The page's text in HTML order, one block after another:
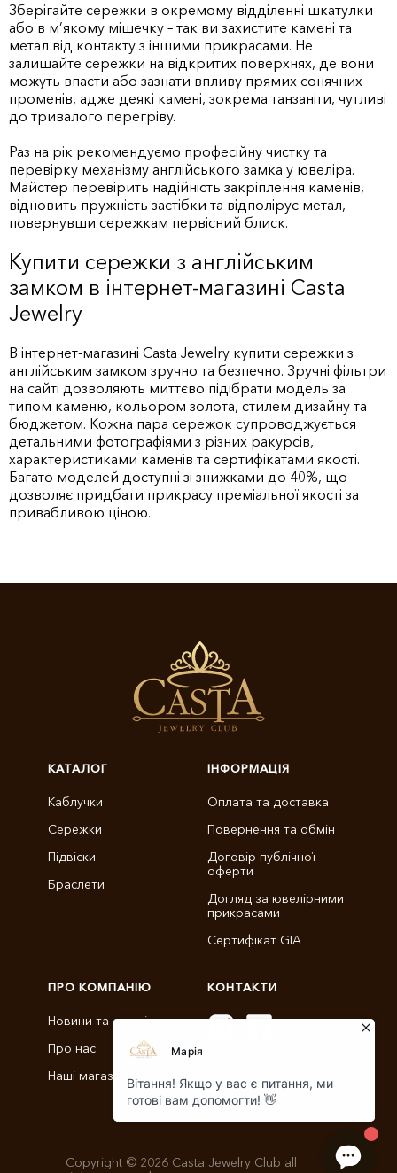
Зберігайте сережки в окремому відділенні шкатулки
або в м’якому мішечку – так ви захистите камені та
метал від контакту з іншими прикрасами. Не
залишайте сережки на відкритих поверхнях, де вони
можуть впасти або зазнати впливу прямих сонячних
променів, адже деякі камені, зокрема танзаніти, чутливі
до тривалого перегріву.
Раз на рік рекомендуємо професійну чистку та
перевірку механізму англійського замка у ювеліра.
Майстер перевірить надійність закріплення каменів,
відновить пружність застібки та відполірує метал,
повернувши сережкам первісний блиск.
Купити сережки з англійським
замком в інтернет-магазині Casta
Jewelry
В інтернет-магазині Casta Jewelry купити сережки з
англійським замком зручно та безпечно. Зручні фільтри
на сайті дозволяють миттєво підібрати модель за
типом каменю, кольором золота, стилем дизайну та
бюджетом. Кожна пара сережок супроводжується
детальними фотографіями з різних ракурсів,
характеристиками каменів та сертифікатами якості.
Багато моделей доступні зі знижками до 40%, що
дозволяє придбати прикрасу преміальної якості за
привабливою ціною.
КАТАЛОГ
Каблучки
Сережки
Підвіски
Браслети
ІНФОРМАЦІЯ
Оплата та доставка
Повернення та обмін
Договір публічної
оферти
Догляд за ювелірними
прикрасами
Сертифікат GIA
ПРО КОМПАНІЮ
Новини та статті
Про нас
Наші магазини
КОНТАКТИ
+38 (096) 900-11-22
Copyright © 2026 Casta Jewelry Club all